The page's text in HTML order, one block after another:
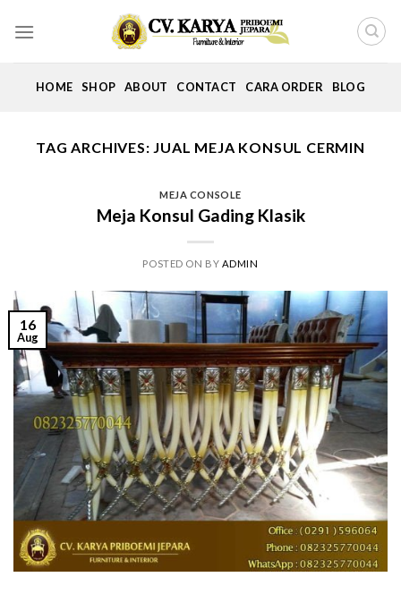
HOME SHOP ABOUT CONTACT CARA ORDER BLOG
TAG ARCHIVES: JUAL MEJA KONSUL CERMIN
MEJA CONSOLE
Meja Konsul Gading Klasik
POSTED ON BY ADMIN
16
Aug